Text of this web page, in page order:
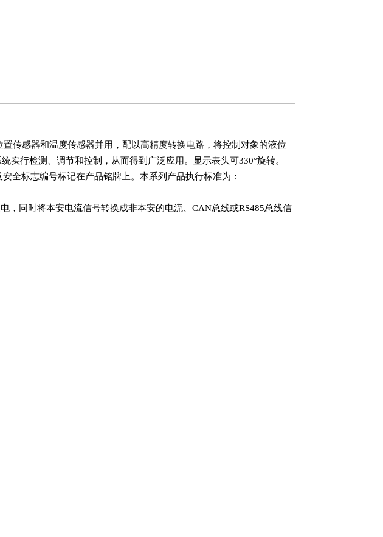
传感器和温度传感器并用，配以高精度转换电路，将控制对象的液位
行检测、调节和控制，从而得到广泛应用。显示表头可330°旋转。
全标志编号标记在产品铭牌上。本系列产品执行标准为：
，同时将本安电流信号转换成非本安的电流、CAN总线或RS485总线信